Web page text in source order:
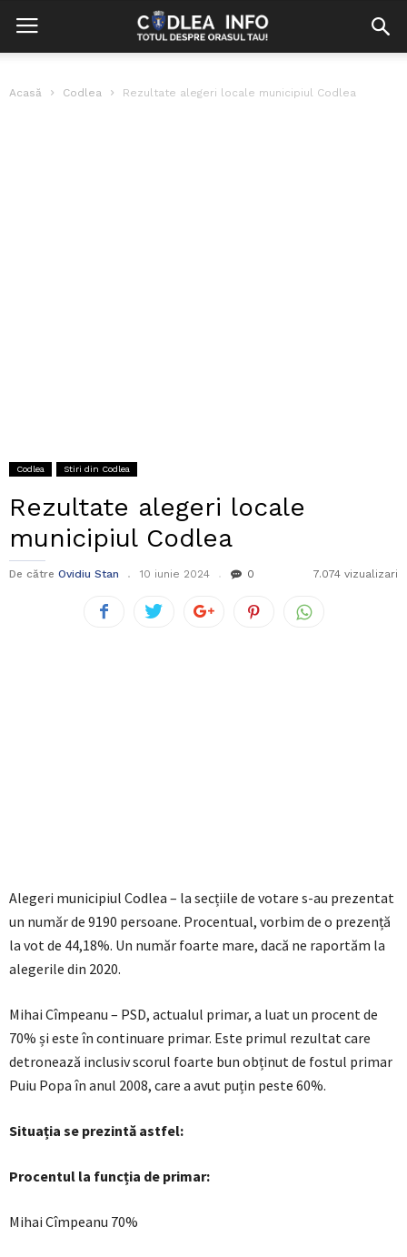
Acasă Codlea Rezultate alegeri locale municipiul Codlea
Codlea Stiri din Codlea
Rezultate alegeri locale
municipiul Codlea
De către Ovidiu Stan 10 iunie 2024 0 7.074 vizualizari
Alegeri municipiul Codlea – la secțiile de votare s-au prezentat
un număr de 9190 persoane. Procentual, vorbim de o prezență
la vot de 44,18%. Un număr foarte mare, dacă ne raportăm la
alegerile din 2020.
Mihai Cîmpeanu – PSD, actualul primar, a luat un procent de
70% și este în continuare primar. Este primul rezultat care
detronează inclusiv scorul foarte bun obținut de fostul primar
Puiu Popa în anul 2008, care a avut puțin peste 60%.
Situația se prezintă astfel:
Procentul la funcția de primar:
Mihai Cîmpeanu 70%